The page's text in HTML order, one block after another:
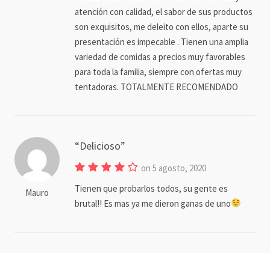
atención con calidad, el sabor de sus productos
son exquisitos, me deleito con ellos, aparte su
presentación es impecable . Tienen una amplia
variedad de comidas a precios muy favorables
para toda la familia, siempre con ofertas muy
tentadoras. TOTALMENTE RECOMENDADO
Mauro
Delicioso
on 5 agosto, 2020
Tienen que probarlos todos, su gente es
brutal!! Es mas ya me dieron ganas de uno